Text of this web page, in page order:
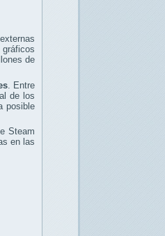
de
. Entre
de los
posible
Steam
en las